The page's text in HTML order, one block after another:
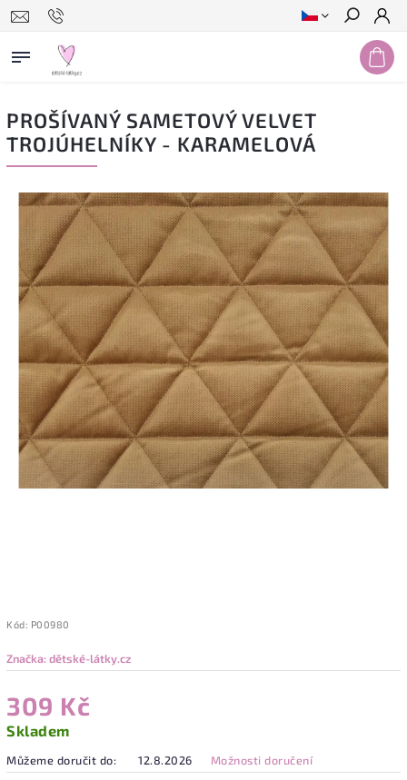
Hledat
PROŠÍVANÝ SAMETOVÝ VELVET
TROJÚHELNÍKY - KARAMELOVÁ
Kód: P00980
Značka:dětské-látky.cz
309 Kč
Skladem
Můžeme doručit do: 12.8.2026 Možnosti doručení